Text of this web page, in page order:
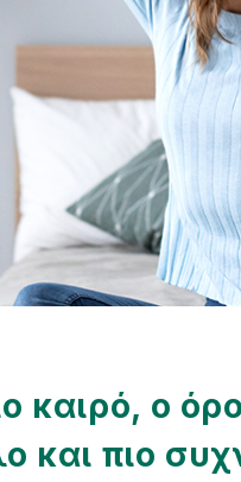
καιρό, ο
και πιο